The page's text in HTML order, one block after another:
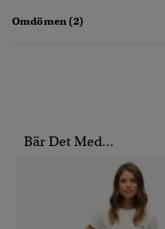
Omdömen (2)
Bär Det Med...